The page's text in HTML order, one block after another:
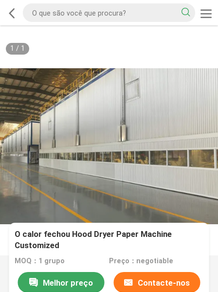
1 / 1
O calor fechou Hood Dryer Paper Machine
Customized
MOQ：1 grupo Preço：negotiable
Melhor preço Contacte-nos